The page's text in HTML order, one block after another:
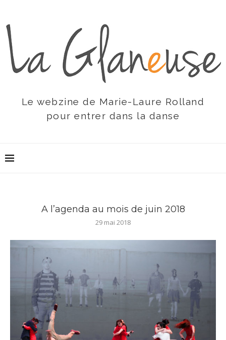
Le webzine de Marie-Laure Rolland
pour entrer dans la danse
A l’agenda au mois de juin 2018
29 mai 2018